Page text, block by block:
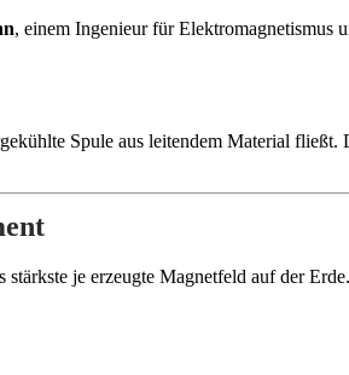
, einem Ingenieur für Elektromagnetismus
Spule aus leitendem Material
stärkste je erzeugte Magnetfeld auf der